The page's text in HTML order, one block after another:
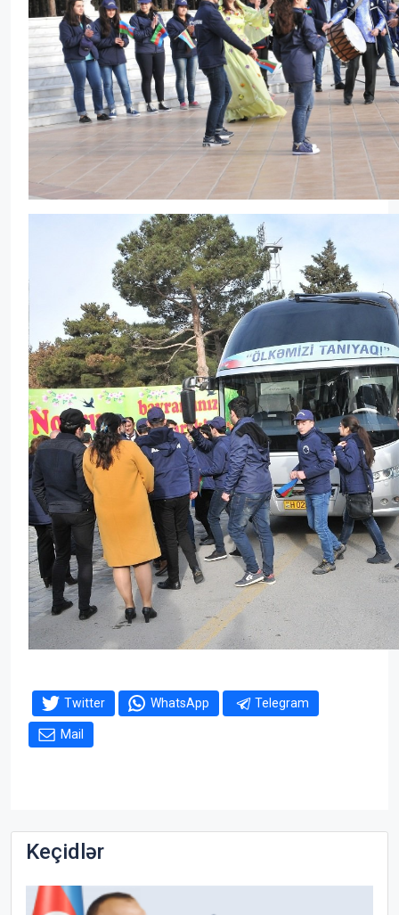
Twitter WhatsApp Telegram
Mail
Keçidlər